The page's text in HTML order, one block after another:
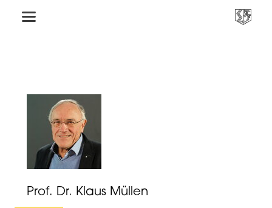
Prof. Dr. Klaus Müllen